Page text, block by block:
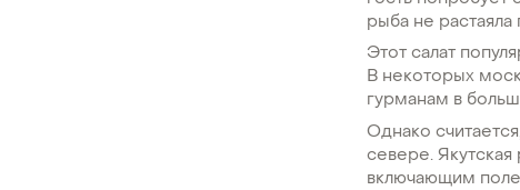
рыба не растаяла
Этот салат
В некоторых
гурманам в
Однако
севере. Якутская
включающим